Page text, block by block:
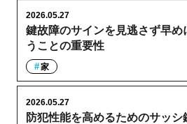
鍵故障のサインを見逃さず早め
うことの重要性
2026.05.27
家
防犯性能を高めるためのサッシ
2026.05.27